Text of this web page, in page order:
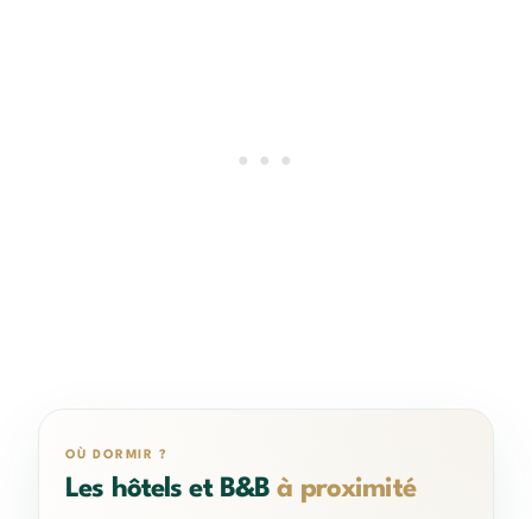
OÙ DORMIR ?
Les hôtels et B&Bà proximité